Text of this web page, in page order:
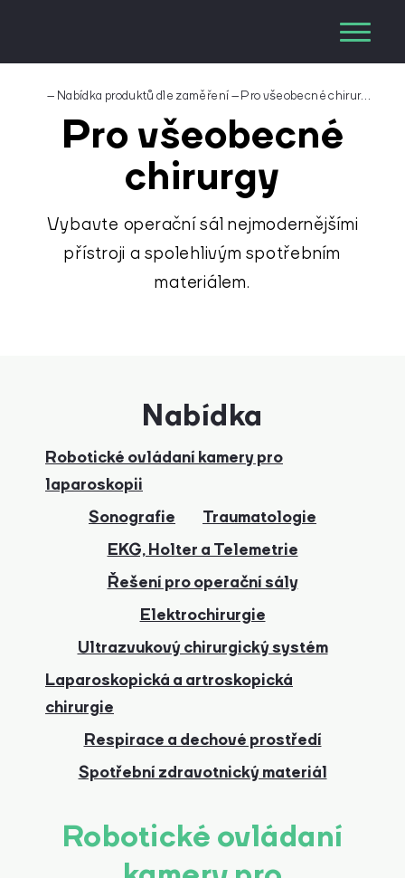
– Nabídka produktů dle zaměření–Pro všeobecné chirurgy
Pro všeobecné
chirurgy
Vybavte operační sál nejmodernějšími
přístroji a spolehlivým spotřebním
materiálem.
Nabídka
Robotické ovládaní kamery pro
laparoskopii
Sonografie
Traumatologie
EKG, Holter a Telemetrie
Řešení pro operační sály
Elektrochirurgie
Ultrazvukový chirurgický systém
Laparoskopická a artroskopická
chirurgie
Respirace a dechové prostředí
Spotřební zdravotnický materiál
Robotické ovládaní